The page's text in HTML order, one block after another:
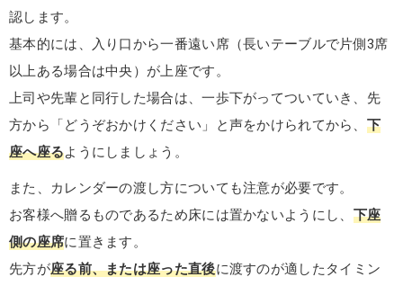
認します。
基本的には、入り口から一番遠い席（長いテーブルで片側3席
以上ある場合は中央）が上座です。
上司や先輩と同行した場合は、一歩下がってついていき、先
方から「どうぞおかけください」と声をかけられてから、 下
座へ座るようにしましょう。
また、カレンダーの渡し方についても注意が必要です。
お客様へ贈るものであるため床には置かないようにし、 下座
側の座席に置きます。
先方が座る前、または座った直後に渡すのが適したタイミン